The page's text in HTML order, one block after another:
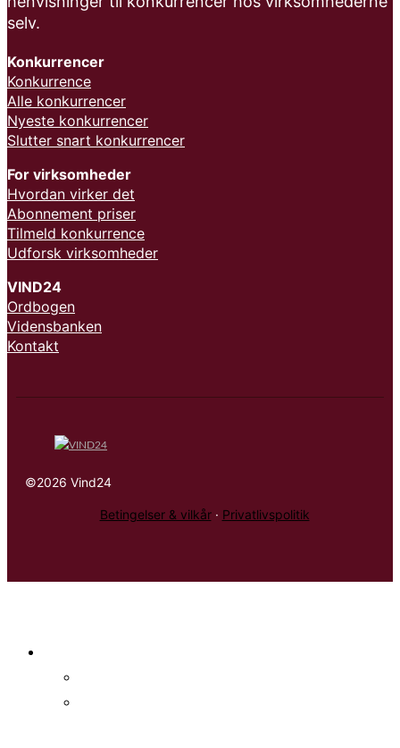
selv.
Konkurrencer
Konkurrence
Alle konkurrencer
Nyeste konkurrencer
Slutter snart konkurrencer
For virksomheder
Hvordan virker det
Abonnement priser
Tilmeld konkurrence
Udforsk virksomheder
VIND24
Ordbogen
Vidensbanken
Kontakt
©2026 Vind24
Betingelser & vilkår· Privatlivspolitik